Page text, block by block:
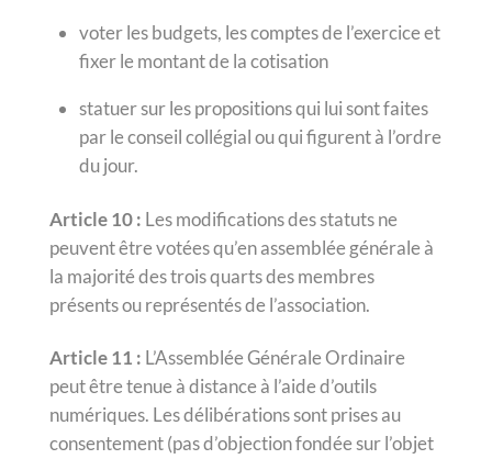
voter les budgets, les comptes de l’exercice et
fixer le montant de la cotisation
statuer sur les propositions qui lui sont faites
par le conseil collégial ou qui figurent à l’ordre
du jour.
Article 10 : Les modifications des statuts ne
peuvent être votées qu’en assemblée générale à
la majorité des trois quarts des membres
présents ou représentés de l’association.
Article 11 : L’Assemblée Générale Ordinaire
peut être tenue à distance à l’aide d’outils
numériques. Les délibérations sont prises au
consentement (pas d’objection fondée sur l’objet